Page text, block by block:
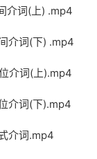
介词(上) .mp4
介词(下) .mp4
介词(上).mp4
介词(下).mp4
介词.mp4